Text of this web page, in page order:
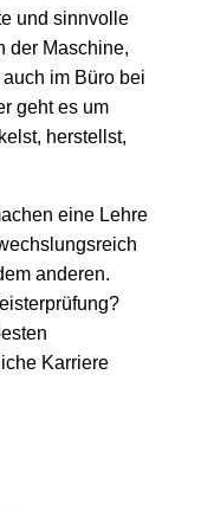
und sinnvolle
der Maschine,
im Büro bei
geht es um
herstellst,
eine Lehre
anderen.
Karriere